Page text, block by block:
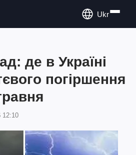
Ukr
де в Україні
погіршення
12:10